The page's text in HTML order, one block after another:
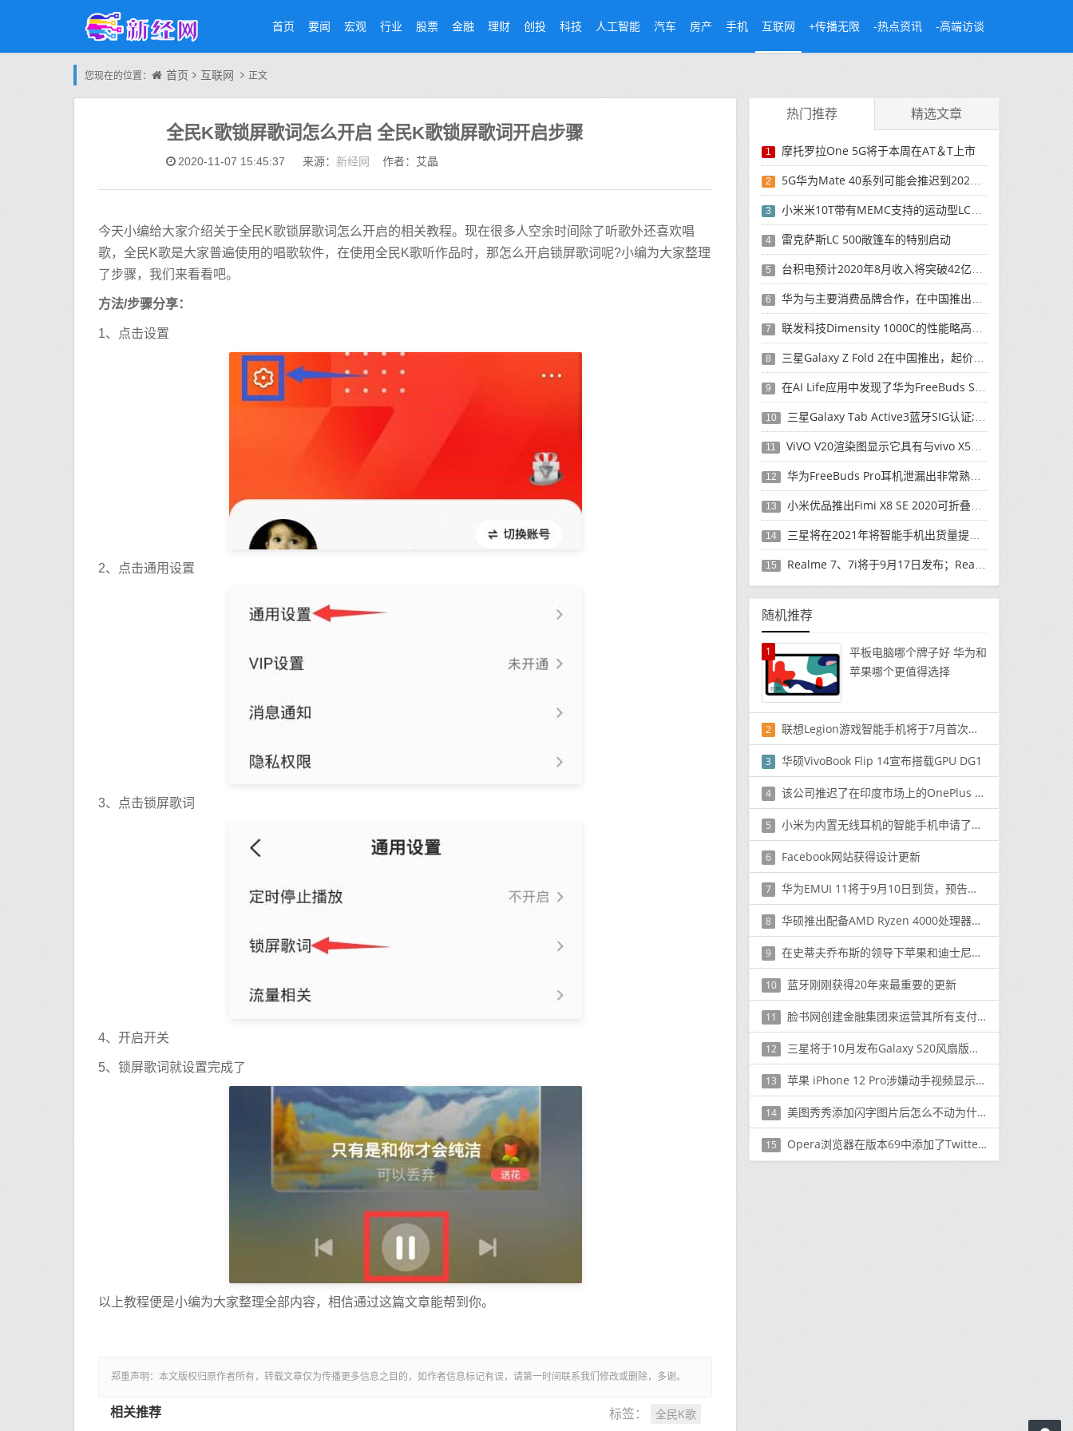
首页 要闻 宏观 行业 股票 金融 理财 创投 科技 人工智能 汽车 房产 手机 互联网 +传播无限 -热点资讯 -高端访谈
您现在的位置： 首页 互联网 正文
全民K歌锁屏歌词怎么开启 全民K歌锁屏歌词开启步骤
2020-11-07 15:45:37 来源： 新经网 作者：艾晶
今天小编给大家介绍关于全民K歌锁屏歌词怎么开启的相关教程。现在很多人空余时间除了听歌外还喜欢唱
歌，全民K歌是大家普遍使用的唱歌软件，在使用全民K歌听作品时，那怎么开启锁屏歌词呢?小编为大家整理
了步骤，我们来看看吧。
方法/步骤分享：
1、点击设置
2、点击通用设置
3、点击锁屏歌词
4、开启开关
5、锁屏歌词就设置完成了
以上教程便是小编为大家整理全部内容，相信通过这篇文章能帮到你。
郑重声明：本文版权归原作者所有，转载文章仅为传播更多信息之目的，如作者信息标记有误，请第一时间联系我们修改或删除，多谢。
标签： 全民K歌
相关推荐
热门推荐 精选文章
1 摩托罗拉One 5G将于本周在AT＆T上市
2 5G华为Mate 40系列可能会推迟到2021年
3 小米米10T带有MEMC支持的运动型LCD屏幕
4 雷克萨斯LC 500敞篷车的特别启动
5 台积电预计2020年8月收入将突破42亿美元，创历史新高
6 华为与主要消费品牌合作，在中国推出采用HarmonyOS 2.0的智能家居产品
7 联发科技Dimensity 1000C的性能略高于Snapdragon 765G
8 三星Galaxy Z Fold 2在中国推出，起价为16,999元
9 在AI Life应用中发现了华为FreeBuds Studio耳机
10 三星Galaxy Tab Active3蓝牙SIG认证; 发布可能快要结束了
11 ViVO V20渲染图显示它具有与vivo X50 Pro类似的后部设计
12 华为FreeBuds Pro耳机泄漏出非常熟悉的设计
13 小米优品推出Fimi X8 SE 2020可折叠无人机
14 三星将在2021年将智能手机出货量提高至3亿部
15 Realme 7、7i将于9月17日发布；Realme 7i的完整规格并导致泄漏
随机推荐
1
平板电脑哪个牌子好 华为和
苹果哪个更值得选择
2 联想Legion游戏智能手机将于7月首次亮相
3 华硕VivoBook Flip 14宣布搭载GPU DG1
4 该公司推迟了在印度市场上的OnePlus 8和8 Pro销售
5 小米为内置无线耳机的智能手机申请了专利
6 Facebook网站获得设计更新
7 华为EMUI 11将于9月10日到货，预告片暗示了跨平台支持
8 华硕推出配备AMD Ryzen 4000处理器的VivoBook Flip 14 TM420IA 2合1笔记本电脑
9 在史蒂夫乔布斯的领导下苹果和迪士尼可能会合并
10 蓝牙刚刚获得20年来最重要的更新
11 脸书网创建金融集团来运营其所有支付项目
12 三星将于10月发布Galaxy S20风扇版又名S20 Lite
13 苹果 iPhone 12 Pro涉嫌动手视频显示带有LiDAR传感器的后面板
14 美图秀秀添加闪字图片后怎么不动为什么
15 Opera浏览器在版本69中添加了Twitter侧边栏功能